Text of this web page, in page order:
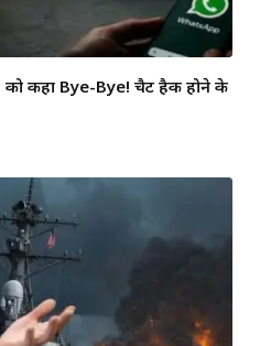
को कहा Bye-Bye! चैट हैक होने के